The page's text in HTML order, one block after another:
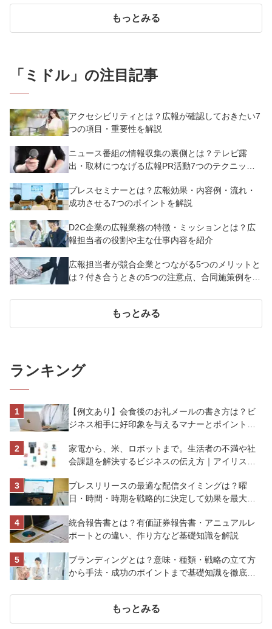
もっとみる
「 ミドル 」の注目記事
アクセシビリティとは？広報が確認しておきたい7
つの項目・重要性を解説
ニュース番組の情報収集の裏側とは？テレビ露
出・取材につなげる広報PR活動7つのテクニック
プレスセミナーとは？広報効果・内容例・流れ・
成功させる7つのポイントを解説
D2C企業の広報業務の特徴・ミッションとは？広
報担当者の役割や主な仕事内容を紹介
広報担当者が競合企業とつながる5つのメリットと
は？付き合うときの5つの注意点、合同施策例を紹
もっとみる
ランキング
【例文あり】会食後のお礼メールの書き方は？ビ
ジネス相手に好印象を与えるマナーとポイントを
家電から、米、ロボットまで。生活者の不満や社
会課題を解決するビジネスの伝え方｜アイリスオ
プレスリリースの最適な配信タイミングは？曜
日・時間・時期を戦略的に決定して効果を最大化
統合報告書とは？有価証券報告書・アニュアルレ
ポートとの違い、作り方など基礎知識を解説
ブランディングとは？意味・種類・戦略の立て方
から手法・成功のポイントまで基礎知識を徹底解
もっとみる